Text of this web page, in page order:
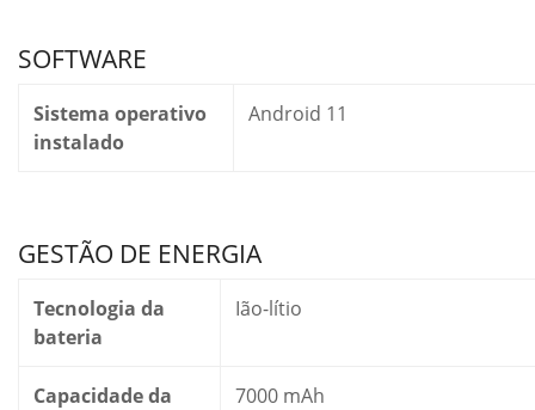
SOFTWARE
Sistema operativo
instalado
Android 11
GESTÃO DE ENERGIA
Tecnologia da
bateria
Ião-lítio
Capacidade da
7000 mAh